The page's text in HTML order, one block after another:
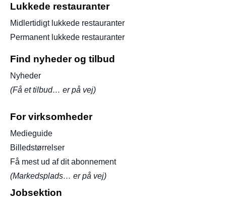
Lukkede restauranter
Midlertidigt lukkede restauranter
Permanent lukkede restauranter
Find nyheder og tilbud
Nyheder
(Få et tilbud… er på vej)
For virksomheder
Medieguide
Billedstørrelser
Få mest ud af dit abonnement
(Markedsplads… er på vej)
Jobsektion